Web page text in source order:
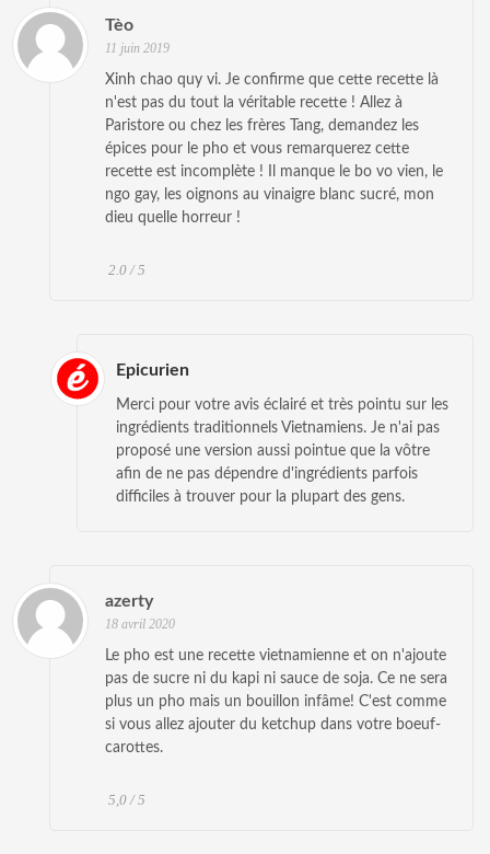
Tèo
11 juin 2019
Xinh chao quy vi. Je confirme que cette recette là
n'est pas du tout la véritable recette ! Allez à
Paristore ou chez les frères Tang, demandez les
épices pour le pho et vous remarquerez cette
recette est incomplète ! Il manque le bo vo vien, le
ngo gay, les oignons au vinaigre blanc sucré, mon
dieu quelle horreur !
2.0 / 5
Epicurien
Merci pour votre avis éclairé et très pointu sur les
ingrédients traditionnels Vietnamiens. Je n'ai pas
proposé une version aussi pointue que la vôtre
afin de ne pas dépendre d'ingrédients parfois
difficiles à trouver pour la plupart des gens.
azerty
18 avril 2020
Le pho est une recette vietnamienne et on n'ajoute
pas de sucre ni du kapi ni sauce de soja. Ce ne sera
plus un pho mais un bouillon infâme! C'est comme
si vous allez ajouter du ketchup dans votre boeuf-
carottes.
5,0 / 5